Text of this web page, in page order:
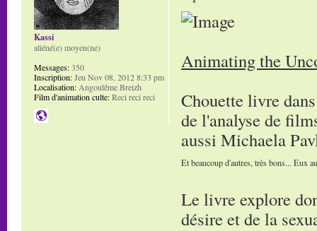
Animating the
Chouette livre
de l'analyse de
aussi Michaela
Et beaucoup d'autres, très bons... Eux
Le livre explore
désire et de la
Kassi
aliéné(e) moyen(ne)
Messages:350
Inscription:Jeu Nov 08, 2012 8:33 pm
Localisation: Angoulême Breizh
Film d'animation culte:Reci reci reci